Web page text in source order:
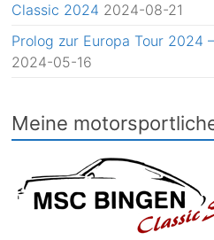
Classic 2024 2024-08-21
Prolog zur Europa Tour 2024
2024-05-16
Meine